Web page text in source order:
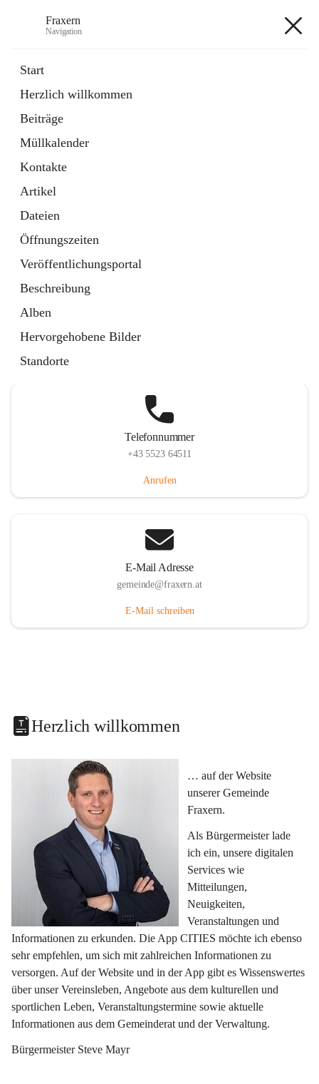
Fraxern
Navigation
Start
Herzlich willkommen
Beiträge
Müllkalender
Kontakte
Artikel
Dateien
Öffnungszeiten
Veröffentlichungsportal
Beschreibung
Alben
Hervorgehobene Bilder
Standorte
Ordner
in
Tab
Formulare
Artikel
öffnet
in
neuem
Tab
Telefonnummer
+43 5523 64511
Anrufen
E-Mail Adresse
gemeinde@fraxern.at
E-Mail schreiben
Herzlich willkommen
… auf der Website
unserer Gemeinde
Fraxern.
Als Bürgermeister lade
ich ein, unsere digitalen
Services wie
Mitteilungen,
Neuigkeiten,
Veranstaltungen und
Informationen zu erkunden. Die App CITIES möchte ich ebenso
sehr empfehlen, um sich mit zahlreichen Informationen zu
versorgen. Auf der Website und in der App gibt es Wissenswertes
über unser Vereinsleben, Angebote aus dem kulturellen und
sportlichen Leben, Veranstaltungstermine sowie aktuelle
Informationen aus dem Gemeinderat und der Verwaltung.
Bürgermeister Steve Mayr